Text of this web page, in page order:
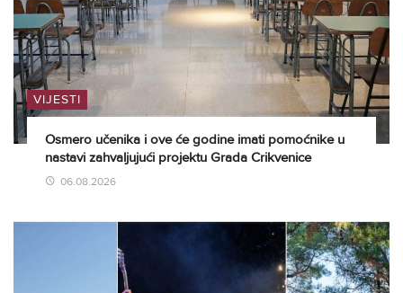
VIJESTI
Osmero učenika i ove će godine imati pomoćnike u
nastavi zahvaljujući projektu Grada Crikvenice
06.08.2026